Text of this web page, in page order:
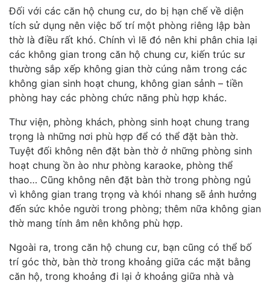
Đối với các căn hộ chung cư, do bị hạn chế về diện
tích sử dụng nên việc bố trí một phòng riêng lập bàn
thờ là điều rất khó. Chính vì lẽ đó nên khi phân chia lại
các không gian trong căn hộ chung cư, kiến trúc sư
thường sắp xếp không gian thờ cúng nằm trong các
không gian sinh hoạt chung, không gian sảnh – tiền
phòng hay các phòng chức năng phù hợp khác.
Thư viện, phòng khách, phòng sinh hoạt chung trang
trọng là những nơi phù hợp để có thể đặt bàn thờ.
Tuyệt đối không nên đặt bàn thờ ở những phòng sinh
hoạt chung ồn ào như phòng karaoke, phòng thể
thao… Cũng không nên đặt bàn thờ trong phòng ngủ
vì không gian trang trọng và khói nhang sẽ ảnh hưởng
đến sức khỏe người trong phòng; thêm nữa không gian
thờ mang tính âm nên không phù hợp.
Ngoài ra, trong căn hộ chung cư, bạn cũng có thể bố
trí góc thờ, bàn thờ trong khoảng giữa các mặt bằng
căn hộ, trong khoảng đi lại ở khoảng giữa nhà và